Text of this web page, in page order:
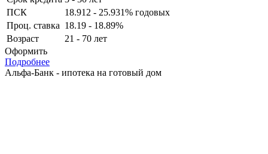
ПСК
18.912 - 25.931% годовых
Проц. ставка 18.19 - 18.89%
Возраст
21 - 70 лет
Оформить
Подробнее
Альфа-Банк - ипотека на готовый дом